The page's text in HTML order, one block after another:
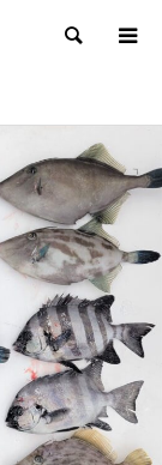
検索